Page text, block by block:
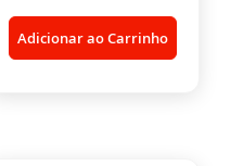
Adicionar ao Carrinho